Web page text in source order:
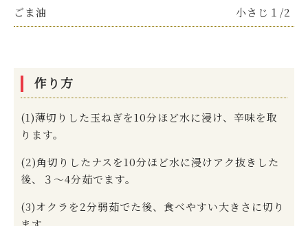
小さじ１/2
ごま油
作り方
(1)薄切りした玉ねぎを10分ほど水に浸け、辛味を取
ります。
(2)角切りしたナスを10分ほど水に浸けアク抜きした
後、３～4分茹でます。
(3)オクラを2分弱茹でた後、食べやすい大きさに切り